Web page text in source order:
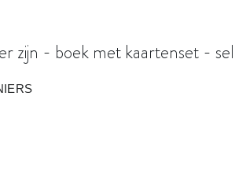
zijn - boek met kaartenset -